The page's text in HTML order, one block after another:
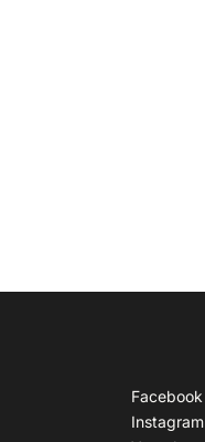
Facebook
Instagram